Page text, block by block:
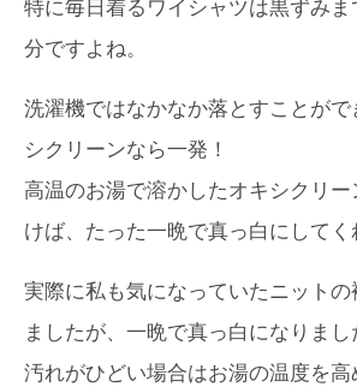
特に毎日着るワイシャツは黒ずみ
分ですよね。
洗濯機ではなかなか落とすことが
シクリーンなら一発！
高温のお湯で溶かしたオキシクリ
けば、たった一晩で真っ白にしてく
実際に私も気になっていたニット
ましたが、一晩で真っ白になりまし
汚れがひどい場合はお湯の温度を